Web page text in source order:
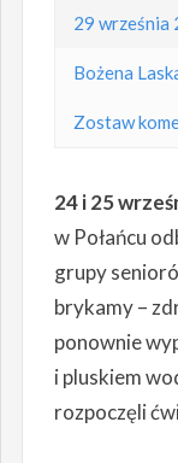
29 września
Bożena
Zostaw
24 i 25
w Połańcu
grupy
brykamy –
ponownie
i pluskiem
rozpoczęli